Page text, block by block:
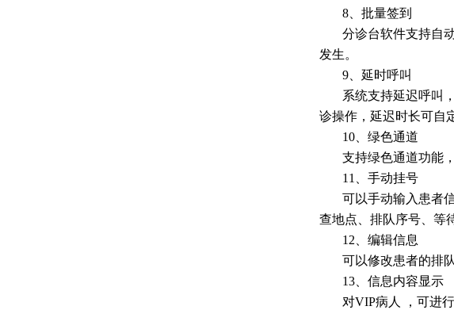
8、批量签到
分诊台软件支持自
发生。
9、延时呼叫
系统支持延迟呼叫
诊操作，延迟时长可自
10、绿色通道
支持绿色通道功能
11、手动挂号
可以手动输入患者
查地点、排队序号、等
12、编辑信息
可以修改患者的排
13、信息内容显示
对VIP病人 ，可进